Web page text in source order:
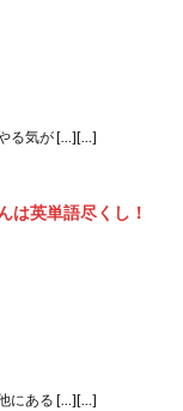
る気が […][…]
英単語尽くし！
にある […][…]